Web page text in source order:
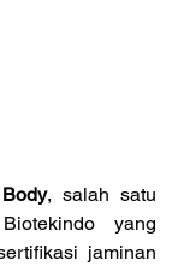
, salah satu
yang
jaminan